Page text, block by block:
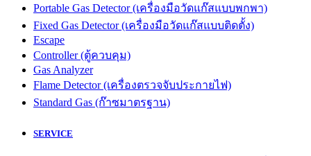
Portable Gas Detector (เครื่องมือวัดแก๊สแบบพกพา)
Fixed Gas Detector (เครื่องมือวัดแก๊สแบบติดตั้ง)
Escape
Controller (ตู้ควบคุม)
Gas Analyzer
Flame Detector (เครื่องตรวจจับประกายไฟ)
Standard Gas (ก๊าซมาตรฐาน)
SERVICE